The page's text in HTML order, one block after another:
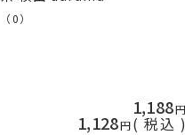
（0）
1,188
1,128 税込